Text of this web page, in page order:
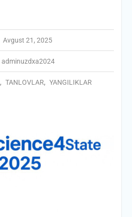
Avgust 21, 2025
adminuzdxa2024
, TANLOVLAR, YANGILIKLAR